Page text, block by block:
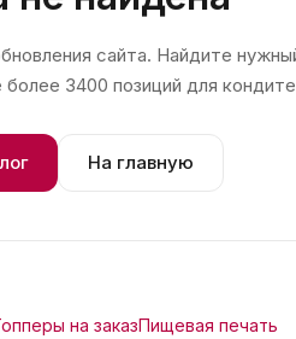
сайта. Найдите
более 3400 позиций для
На главную
на заказПищевая печать